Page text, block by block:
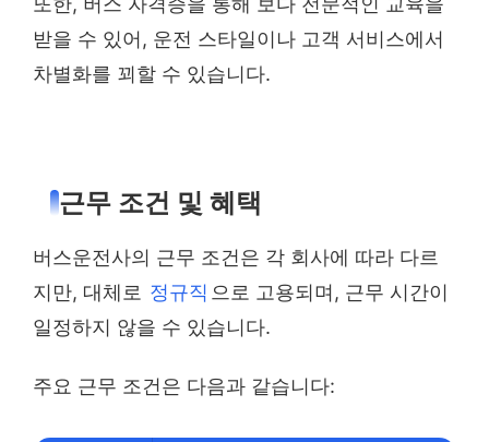
받을 수 있어, 운전 스타일이나 고객 서비스에서
차별화를 꾀할 수 있습니다.
근무 조건 및 혜택
버스운전사의 근무 조건은 각 회사에 따라 다르
지만, 대체로 정규직 으로 고용되며, 근무 시간이
일정하지 않을 수 있습니다.
주요 근무 조건은 다음과 같습니다: